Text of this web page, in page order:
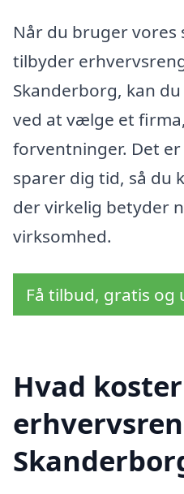
Når du bruger vores
tilbyder
Skanderborg, kan
ved at vælge et
forventninger. Det
sparer dig tid, så du
der virkelig betyder
virksomhed.
Få tilbud, gratis
Hvad koster